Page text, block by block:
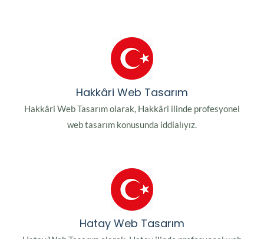
Hakkâri Web Tasarım
Hakkâri Web Tasarım olarak, Hakkâri ilinde profesyonel
web tasarım konusunda iddialıyız.
Hatay Web Tasarım